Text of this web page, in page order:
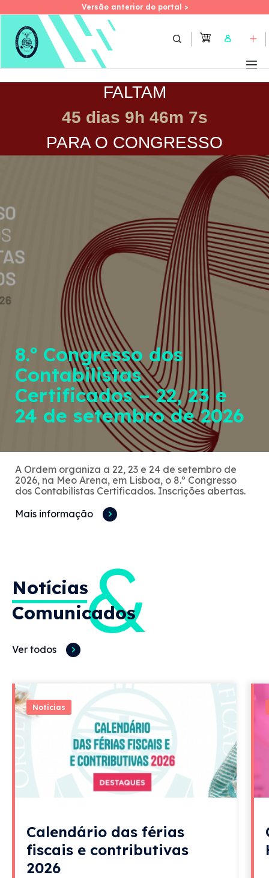
Skip
Versão anterior do portal >
Versão anterior do portal >
User
FALTAM
45 dias 9h 46m 7s
PARA O CONGRESSO
8.º Congresso dos
Contabilistas
Certificados – 22, 23 e
24 de setembro de 2026
A Ordem organiza a 22, 23 e 24 de setembro de
2026, na Meo Arena, em Lisboa, o 8.º Congresso
dos Contabilistas Certificados. Inscrições abertas.
Mais informação
Notícias&
Comunicados
Ver todos
Notícias
Calendário das férias
fiscais e contributivas
2026